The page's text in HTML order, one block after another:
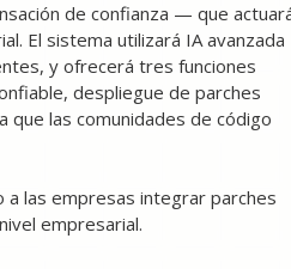
de confianza — que
El sistema utilizará IA avanzada
y ofrecerá tres funciones
despliegue de parches
que las comunidades de código
a las empresas integrar parches
empresarial.